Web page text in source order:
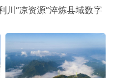
业安装上“AI引擎”，助力全市数
质量发展新阶段。打造一体化人
技术赋能、资源整合、产业驱动
行业报告定制、AI全能力超市、场
AI投融资、具身智